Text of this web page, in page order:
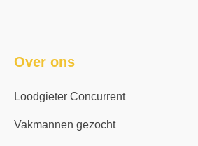
Over ons
Loodgieter Concurrent
Vakmannen gezocht